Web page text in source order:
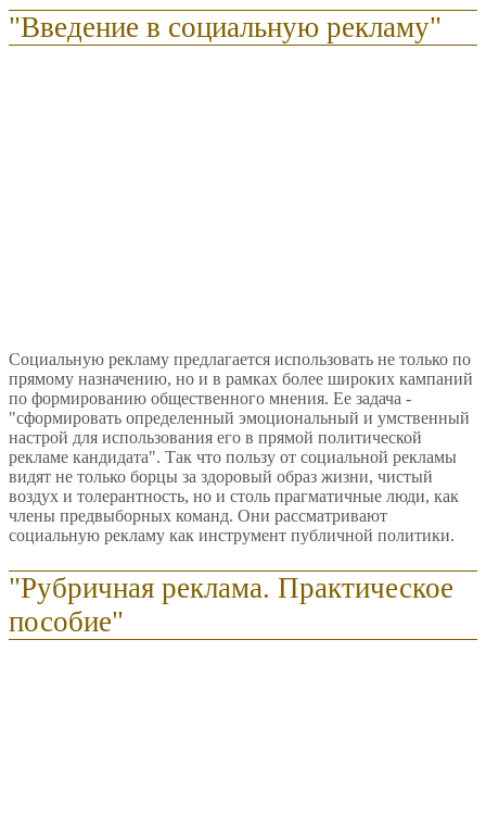
"Введение в социальную рекламу"
Социальную рекламу предлагается использовать не только по
прямому назначению, но и в рамках более широких кампаний
по формированию общественного мнения. Ее задача -
"сформировать определенный эмоциональный и умственный
настрой для использования его в прямой политической
рекламе кандидата". Так что пользу от социальной рекламы
видят не только борцы за здоровый образ жизни, чистый
воздух и толерантность, но и столь прагматичные люди, как
члены предвыборных команд. Они рассматривают
социальную рекламу как инструмент публичной политики.
"Рубричная реклама. Практическое
пособие"